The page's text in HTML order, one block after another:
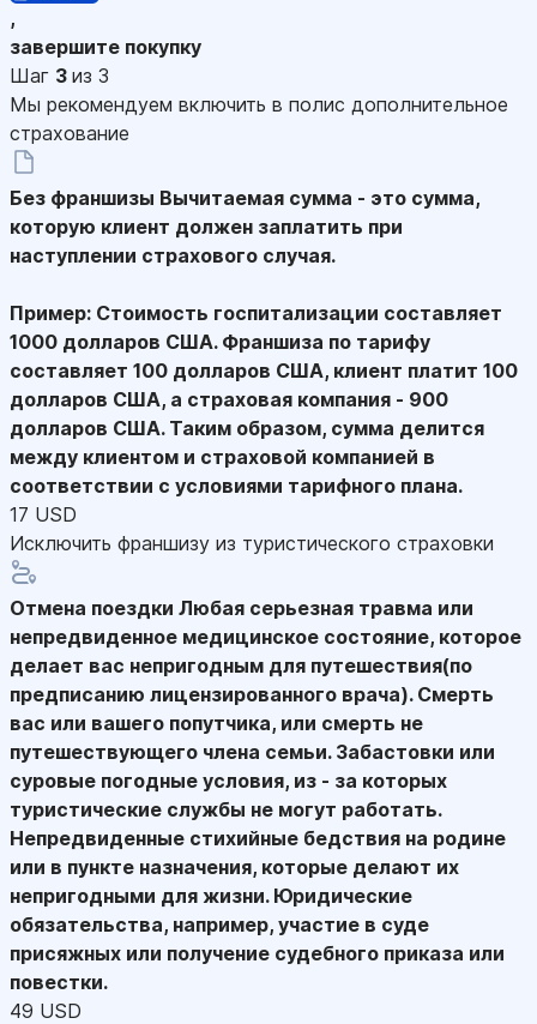
,
завершите покупку
Шаг 3 из 3
Мы рекомендуем включить в полис дополнительное
страхование
Без франшизы Вычитаемая сумма - это сумма,
которую клиент должен заплатить при
наступлении страхового случая.
Пример: Стоимость госпитализации составляет
1000 долларов США. Франшиза по тарифу
составляет 100 долларов США, клиент платит 100
долларов США, а страховая компания - 900
долларов США. Таким образом, сумма делится
между клиентом и страховой компанией в
соответствии с условиями тарифного плана.
17 USD
Исключить франшизу из туристического страховки
Отмена поездки Любая серьезная травма или
непредвиденное медицинское состояние, которое
делает вас непригодным для путешествия(по
предписанию лицензированного врача). Смерть
вас или вашего попутчика, или смерть не
путешествующего члена семьи. Забастовки или
суровые погодные условия, из - за которых
туристические службы не могут работать.
Непредвиденные стихийные бедствия на родине
или в пункте назначения, которые делают их
непригодными для жизни. Юридические
обязательства, например, участие в суде
присяжных или получение судебного приказа или
повестки.
49 USD